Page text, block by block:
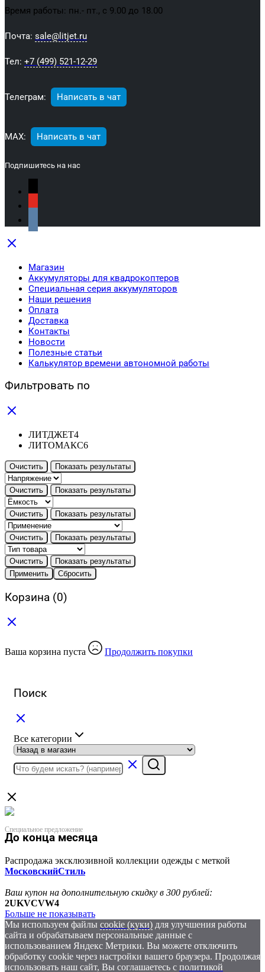
Время работы: пн.- пт., с 9.00 до 18.00
Почта: sale@litjet.ru
Тел: +7 (499) 521-12-29
Телеграм: Написать в чат
МАХ: Написать в чат
Подпишитесь на нас
Магазин
Аккумуляторы для квадрокоптеров
Специальная серия аккумуляторов
Наши решения
Оплата
Доставка
Контакты
Новости
Полезные статьи
Калькулятор времени автономной работы
Фильтровать по
ЛИТДЖЕТ4
ЛИТОМАКС6
Очистить Показать результаты
Очистить Показать результаты
Очистить Показать результаты
Очистить Показать результаты
Очистить
Показать результаты
Применить
Сбросить
Корзина (0)
Ваша корзина пуста Продолжить покупки
Поиск
Все категории
Специальное предложение
До конца месяца
Распродажа эксклюзивной коллекции одежды с меткой
МосковскийСтиль
Ваш купон на дополнительную скидку в 300 рублей:
2UKVCVW4
Больше не показывать
Мы используем файлы cookie (куки) для улучшения работы
сайта и обрабатываем персональные данные с
использованием Яндекс Метрики. Вы можете отключить
обработку cookie через настройки вашего браузера. Продолжая
использовать наш сайт, Вы соглашаетесь с политикой